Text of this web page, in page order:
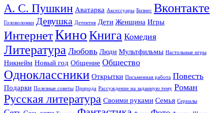
А. С. Пушкин Аватарка Аксессуары Бизнес Вконтакте
Головоломки Девушка Детектив Дети Женщина Игры
ИнтернетКиноКнига Комедия
Литература Любовь Люди Мультфильмы Настольные игры
Никнейм Новый год Общение Общество
Одноклассники Открытки Письменная работа Повесть
Подарки Полезные советы Природа Рассуждение на заданную тему Роман
Русская литература Своими руками Семья Сериалы